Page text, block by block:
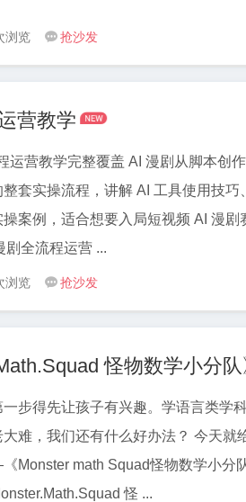
浏览  抢沙发
营教学 
运营教学完整覆盖 AI 漫剧从脚本创
套实操流程，讲解 AI 工具使用技巧
案例，适合想要入局短视频 AI 漫剧
AI漫剧全流程运营 ...
浏览  抢沙发
怪物数学小分队
步得先让孩子有兴趣。学语言类学
什么好办法？ 今天就给大家分享一部非常可爱
math Squad怪物数学小分队》。 资源下载
怪 ...